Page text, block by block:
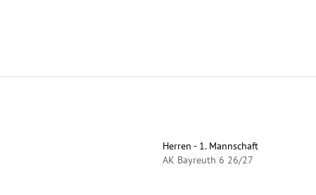
Herren - 1. Mannschaft
AK Bayreuth 6 26/27